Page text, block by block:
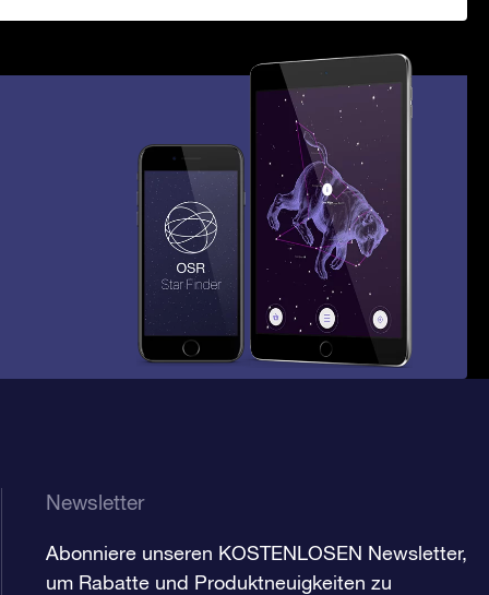
Newsletter
Abonniere unseren KOSTENLOSEN Newsletter,
um Rabatte und Produktneuigkeiten zu